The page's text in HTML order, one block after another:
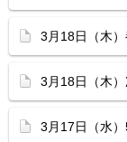
3月18日（木
3月18日（木
3月17日（水